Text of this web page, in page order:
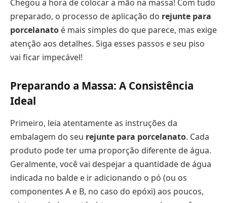
Chegou a hora de colocar a mão na massa! Com tudo
preparado, o processo de aplicação do rejunte para
porcelanato é mais simples do que parece, mas exige
atenção aos detalhes. Siga esses passos e seu piso
vai ficar impecável!
Preparando a Massa: A Consistência
Ideal
Primeiro, leia atentamente as instruções da
embalagem do seu rejunte para porcelanato. Cada
produto pode ter uma proporção diferente de água.
Geralmente, você vai despejar a quantidade de água
indicada no balde e ir adicionando o pó (ou os
componentes A e B, no caso do epóxi) aos poucos,